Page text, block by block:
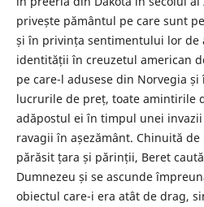
privește pământul pe care sunt
și în privința sentimentului lor de
identității în creuzetul american
pe care-l adusese din Norvegia
lucrurile de preț, toate amintirile
adăpostul ei în timpul unei
ravagii în așezământ. Chinuită
părăsit țara și părinții, Beret
Dumnezeu și se ascunde
obiectul care-i era atât de drag,